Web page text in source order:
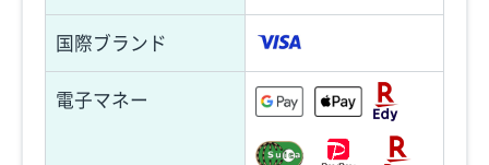
国際ブランド
電子マネー